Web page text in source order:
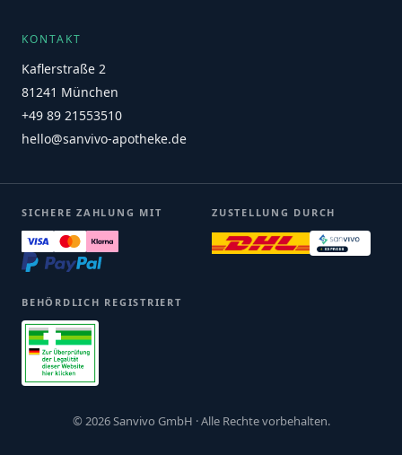
KONTAKT
Kaflerstraße 2
81241 München
+49 89 21553510
hello@sanvivo-apotheke.de
SICHERE ZAHLUNG MIT ZUSTELLUNG DURCH
BEHÖRDLICH REGISTRIERT
© 2026 Sanvivo GmbH · Alle Rechte vorbehalten.